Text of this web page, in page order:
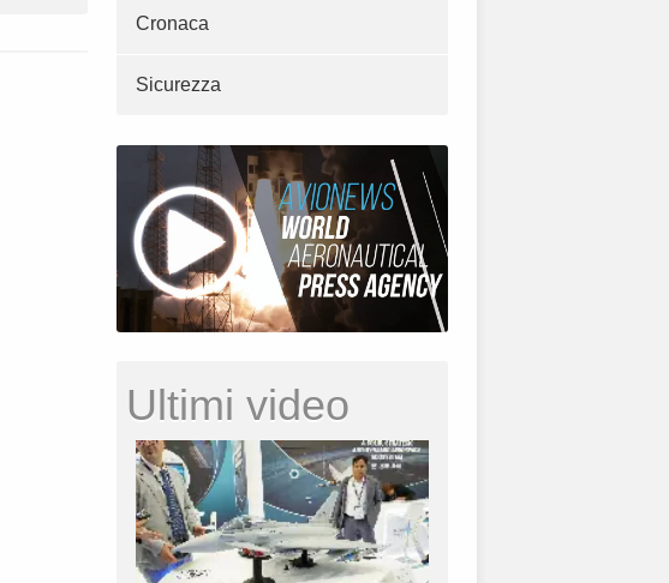
Cronaca
Sicurezza
Ultimi video